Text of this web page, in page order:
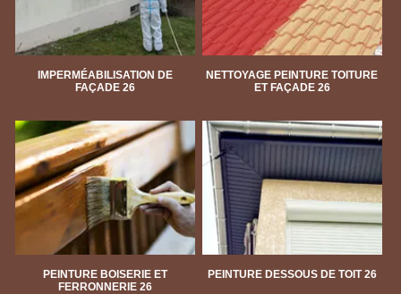
IMPERMÉABILISATION DE
FAÇADE 26
NETTOYAGE PEINTURE TOITURE
ET FAÇADE 26
PEINTURE BOISERIE ET
FERRONNERIE 26
PEINTURE DESSOUS DE TOIT 26